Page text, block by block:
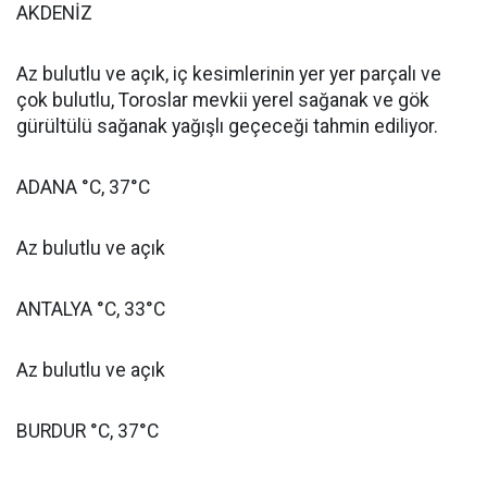
AKDENİZ
Az bulutlu ve açık, iç kesimlerinin yer yer parçalı ve
çok bulutlu, Toroslar mevkii yerel sağanak ve gök
gürültülü sağanak yağışlı geçeceği tahmin ediliyor.
ADANA °C, 37°C
Az bulutlu ve açık
ANTALYA °C, 33°C
Az bulutlu ve açık
BURDUR °C, 37°C